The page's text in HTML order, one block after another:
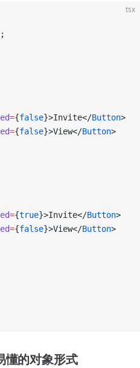
tsx
={false}>Invite</Button>
={false}>View</Button>
={true}>Invite</Button>
={false}>View</Button>
懂的对象形式